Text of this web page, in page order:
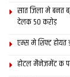
सात जिला मे बनत
देलक 50 करोड़
एम्स मे शिफ्ट होयत
होटल मैनेजमेंट क